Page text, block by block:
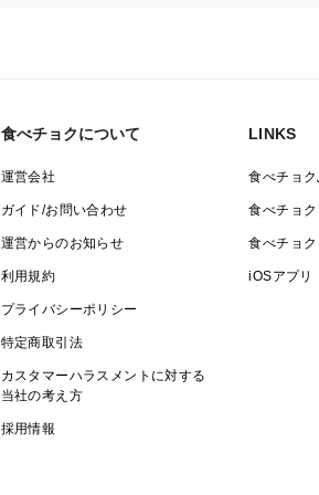
食べチョクについて
運営会社
ガイド/お問い合わせ
運営からのお知らせ
利用規約
プライバシーポリシー
特定商取引法
カスタマーハラスメントに対する
当社の考え方
採用情報
LINKS
食べチョ
食べチョ
食べチョ
iOSアプリ